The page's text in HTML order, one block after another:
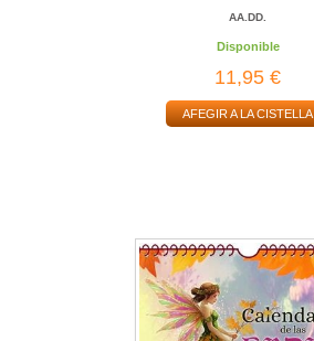
AA.DD.
Disponible
11,95 €
AFEGIR A LA CISTELLA